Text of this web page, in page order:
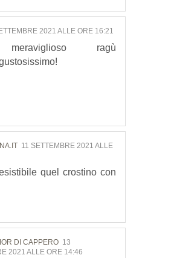
2021 ALLE ORE 16:21
ragù
11 SETTEMBRE 2021 ALLE
quel crostino con
DI CAPPERO 13
2021 ALLE ORE 14:46